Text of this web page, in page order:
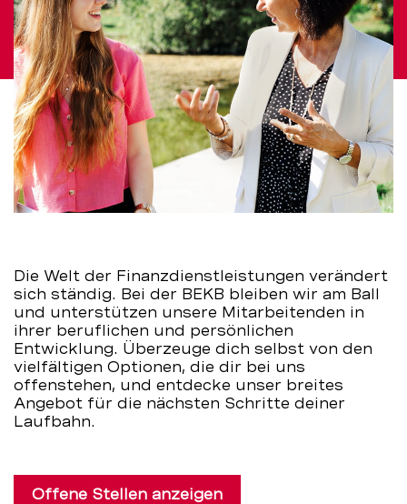
Die Welt der Finanzdienstleistungen verändert
sich ständig. Bei der BEKB bleiben wir am Ball
und unterstützen unsere Mitarbeitenden in
ihrer beruflichen und persönlichen
Entwicklung. Überzeuge dich selbst von den
vielfältigen Optionen, die dir bei uns
offenstehen, und entdecke unser breites
Angebot für die nächsten Schritte deiner
Laufbahn.
Offene Stellen anzeigen